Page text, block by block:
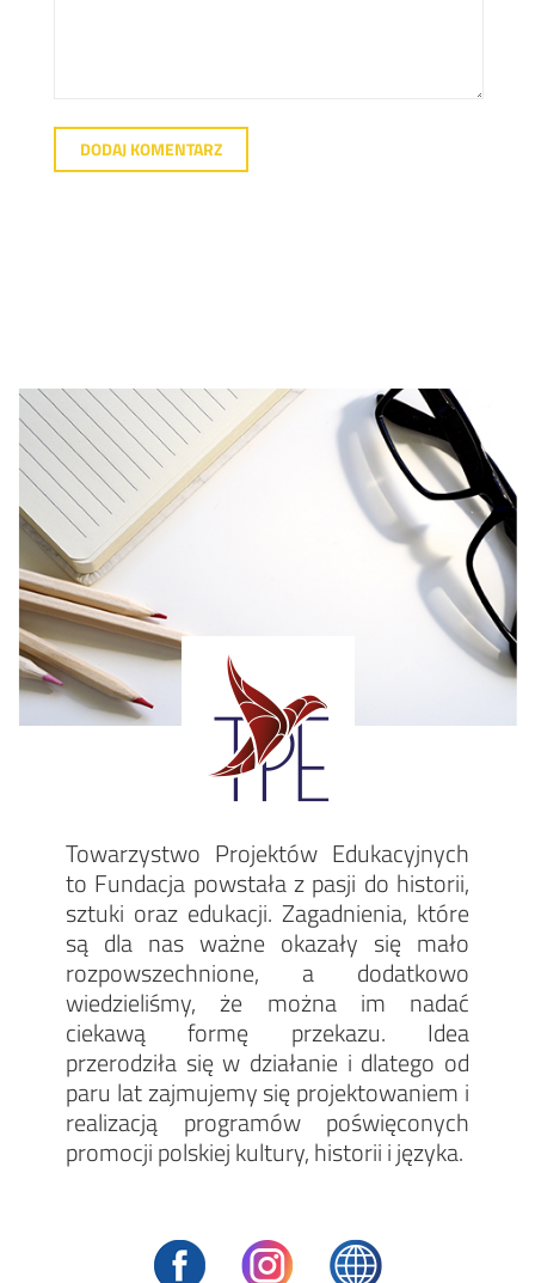
Towarzystwo Projektów Edukacyjnych
to Fundacja powstała z pasji do historii,
sztuki oraz edukacji. Zagadnienia, które
są dla nas ważne okazały się mało
rozpowszechnione, a dodatkowo
wiedzieliśmy, że można im nadać
ciekawą formę przekazu. Idea
przerodziła się w działanie i dlatego od
paru lat zajmujemy się projektowaniem i
realizacją programów poświęconych
promocji polskiej kultury, historii i języka.